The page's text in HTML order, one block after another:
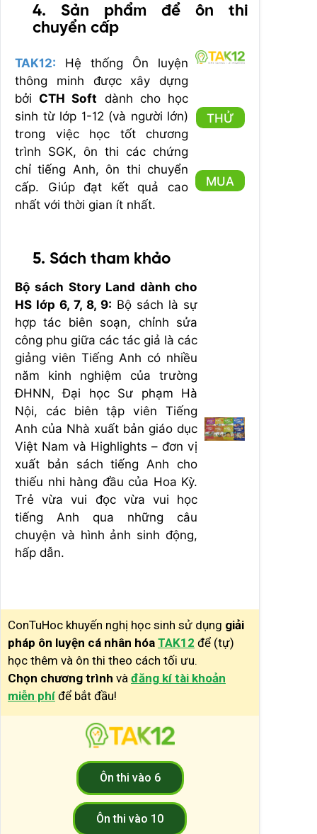
4. Sản phẩm để ôn thi
chuyển cấp
TAK12: Hệ thống Ôn luyện
thông minh được xây dựng
bởiCTH Soft dành cho học
sinh từ lớp 1-12 (và người lớn)
trong việc học tốt chương
trình SGK, ôn thi các chứng
chỉ tiếng Anh, ôn thi chuyển
cấp. Giúp đạt kết quả cao
nhất với thời gian ít nhất.
THỬ
MUA
5. Sách tham khảo
Bộ sách Story Land dành cho
HS lớp 6, 7, 8, 9: Bộ sách là sự
hợp tác biên soạn, chỉnh sửa
công phu giữa các tác giả là các
giảng viên Tiếng Anh có nhiều
năm kinh nghiệm của trường
ĐHNN, Đại học Sư phạm Hà
Nội, các biên tập viên Tiếng
Anh của Nhà xuất bản giáo dục
Việt Nam và Highlights – đơn vị
xuất bản sách tiếng Anh cho
thiếu nhi hàng đầu của Hoa Kỳ.
Trẻ vừa vui đọc vừa vui học
tiếng Anh qua những câu
chuyện và hình ảnh sinh động,
hấp dẫn.
ConTuHoc khuyến nghị học sinh sử dụng giải
pháp ôn luyện cá nhân hóa TAK12 để (tự)
học thêm và ôn thi theo cách tối ưu.
Chọn chương trình và đăng kí tài khoản
miễn phí để bắt đầu!
Ôn thi vào 6
Ôn thi vào 10